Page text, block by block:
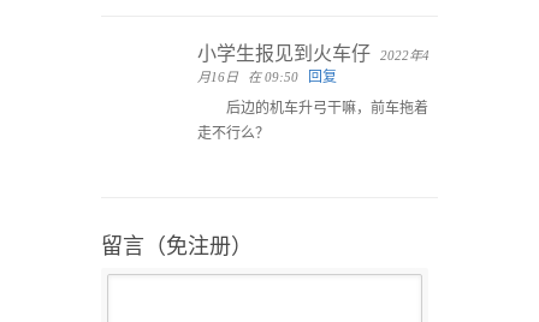
小学生报见到火车仔
2022年4
月16日
在 09:50
回复
后边的机车升弓干嘛，前车拖着
走不行么？
留言（免注册）